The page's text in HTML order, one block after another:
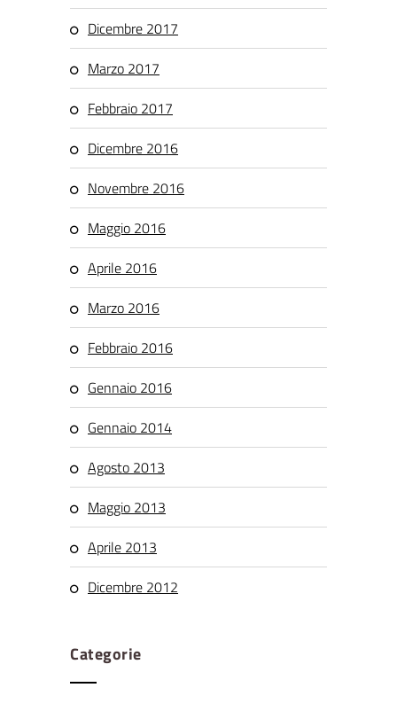
Dicembre 2017
Marzo 2017
Febbraio 2017
Dicembre 2016
Novembre 2016
Maggio 2016
Aprile 2016
Marzo 2016
Febbraio 2016
Gennaio 2016
Gennaio 2014
Agosto 2013
Maggio 2013
Aprile 2013
Dicembre 2012
Categorie